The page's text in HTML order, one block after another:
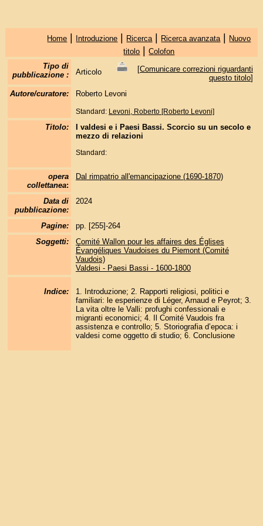
Home | Introduzione | Ricerca | Ricerca avanzata | Nuovo
titolo |Colofon
Tipo di
pubblicazione :
Articolo [Comunicare correzioni riguardanti
questo titolo]
Autore/curatore:
Roberto Levoni
Standard: Levoni, Roberto [Roberto Levoni]
Titolo:
I valdesi e i Paesi Bassi. Scorcio su un secolo e
mezzo di relazioni
Standard:
opera
collettanea:
Dal rimpatrio all'emancipazione (1690-1870)
Data di
pubblicazione:
2024
Pagine:
pp. [255]-264
Soggetti:
Comité Wallon pour les affaires des Églises
Évangéliques Vaudoises du Piemont (Comité
Vaudois)
Valdesi - Paesi Bassi - 1600-1800
Indice:
1. Introduzione; 2. Rapporti religiosi, politici e
familiari: le esperienze di Léger, Arnaud e Peyrot; 3.
La vita oltre le Valli: profughi confessionali e
migranti economici; 4. Il Comité Vaudois fra
assistenza e controllo; 5. Storiografia d’epoca: i
valdesi come oggetto di studio; 6. Conclusione